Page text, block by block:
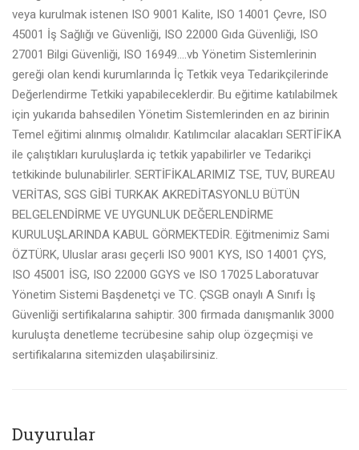
veya kurulmak istenen ISO 9001 Kalite, ISO 14001 Çevre, ISO
45001 İş Sağlığı ve Güvenliği, ISO 22000 Gıda Güvenliği, ISO
27001 Bilgi Güvenliği, ISO 16949….vb Yönetim Sistemlerinin
gereği olan kendi kurumlarında İç Tetkik veya Tedarikçilerinde
Değerlendirme Tetkiki yapabileceklerdir. Bu eğitime katılabilmek
için yukarıda bahsedilen Yönetim Sistemlerinden en az birinin
Temel eğitimi alınmış olmalıdır. Katılımcılar alacakları SERTİFİKA
ile çalıştıkları kuruluşlarda iç tetkik yapabilirler ve Tedarikçi
tetkikinde bulunabilirler. SERTİFİKALARIMIZ TSE, TUV, BUREAU
VERİTAS, SGS GİBİ TURKAK AKREDİTASYONLU BÜTÜN
BELGELENDİRME VE UYGUNLUK DEĞERLENDİRME
KURULUŞLARINDA KABUL GÖRMEKTEDİR. Eğitmenimiz Sami
ÖZTÜRK, Uluslar arası geçerli ISO 9001 KYS, ISO 14001 ÇYS,
ISO 45001 İSG, ISO 22000 GGYS ve ISO 17025 Laboratuvar
Yönetim Sistemi Başdenetçi ve TC. ÇSGB onaylı A Sınıfı İş
Güvenliği sertifikalarına sahiptir. 300 firmada danışmanlık 3000
kuruluşta denetleme tecrübesine sahip olup özgeçmişi ve
sertifikalarına sitemizden ulaşabilirsiniz.
Duyurular